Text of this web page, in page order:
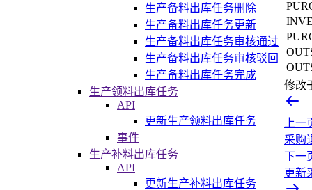
生产备料出库任务删除
生产备料出库任务更新
生产备料出库任务审核通过
生产备料出库任务审核驳回
生产备料出库任务完成
生产领料出库任务
API
更新生产领料出库任务
事件
生产补料出库任务
API
更新生产补料出库任务
修改
上一
采购
下一
更新